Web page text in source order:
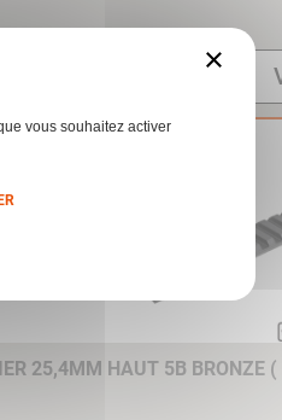
25,4MM HAUT 5B BRONZE
×
vous souhaitez activer